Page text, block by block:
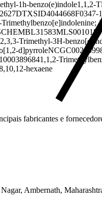
1h-benzo(e)indole1,1,2-
DTXSID4044668F0347-
2,3,3-Trimethyl-3H-
d]pyrrole
1,1,2-
hexaene
fabricantes e
Ambernath,